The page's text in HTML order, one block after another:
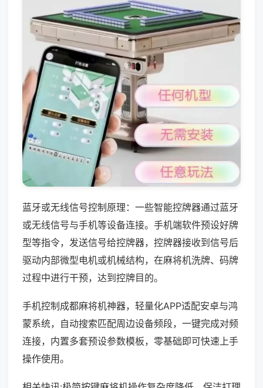
蓝牙或无线信号控制原理：一些智能控牌器通过蓝牙
或无线信号与手机等设备连接。手机端软件预设好牌
型等指令，发送信号给控牌器，控牌器接收到信号后
驱动内部微型电机或机械结构，在麻将机洗牌、码牌
过程中进行干预，达到控牌目的。
手机控制成都麻将机神器，轻量化APP适配安卓与鸿
蒙系统，自动搜索匹配周边设备频段，一键完成对频
连接，内置多套预设参数模板，零基础即可快速上手
操作使用。